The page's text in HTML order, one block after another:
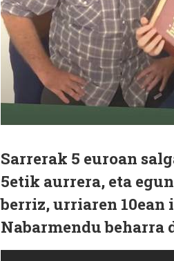
Sarrerak 5 euroan
5etik aurrera, eta
berriz, urriaren 10ean
Nabarmendu beharra